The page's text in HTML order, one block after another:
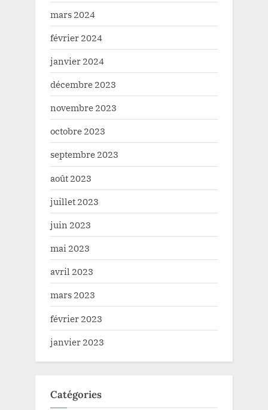
mars 2024
février 2024
janvier 2024
décembre 2023
novembre 2023
octobre 2023
septembre 2023
août 2023
juillet 2023
juin 2023
mai 2023
avril 2023
mars 2023
février 2023
janvier 2023
Catégories